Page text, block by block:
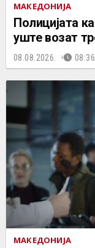
МАКЕДОНИЈА
Полицијата
уште возат
08.08.2026. 08:36
МАКЕДОНИЈА